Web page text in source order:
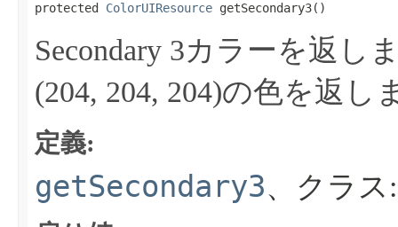
protected ColorUIResource getSecondary3​()
Secondary 3カラーを返し
(204, 204, 204)の色を返し
定義:
getSecondary3、クラ